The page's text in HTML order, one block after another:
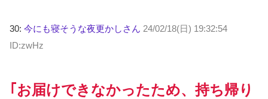
30: 今にも寝そうな夜更かしさん 24/02/18(日) 19:32:54
ID:zwHz
｢お届けできなかったため、持ち帰り